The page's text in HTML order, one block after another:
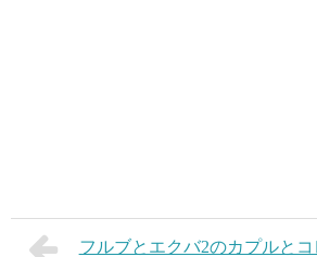
フルブとエクバ2のカプルと